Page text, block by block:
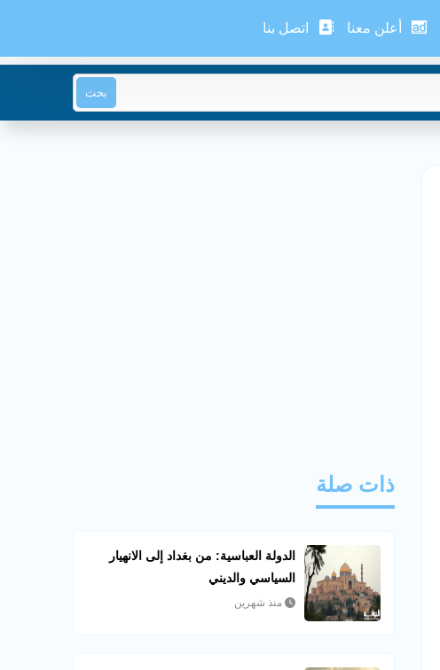
أعلن معنا اتصل بنا
بحث
ذات صلة
الدولة العباسية: من بغداد إلى الانهيار
السياسي والديني
منذ شهرين